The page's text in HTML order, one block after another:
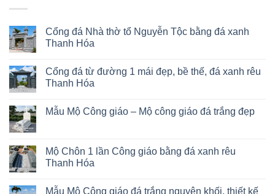
Cổng đá Nhà thờ tổ Nguyễn Tộc bằng đá xanh
Thanh Hóa
Cổng đá từ đường 1 mái đẹp, bề thế, đá xanh rêu
Thanh Hóa
Mẫu Mộ Công giáo – Mộ công giáo đá trắng đẹp
Mộ Chôn 1 lần Công giáo bằng đá xanh rêu
Thanh Hóa
Mẫu Mộ Công giáo đá trắng nguyên khối, thiết kế